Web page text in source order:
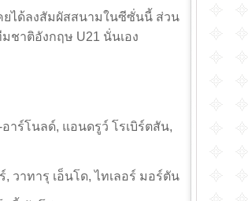
ยได้ลงสัมผัสสนามในซีซั่นนี้ ส่วน
ชาติอังกฤษ U21 นั่นเอง
าร์โนลด์, แอนดรูว์ โรเบิร์ตสัน,
วาทารุ เอ็นโด, ไทเลอร์ มอร์ตัน